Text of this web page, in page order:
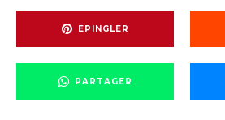
EPINGLER
PARTAGER